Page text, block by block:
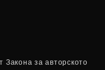
за авторското